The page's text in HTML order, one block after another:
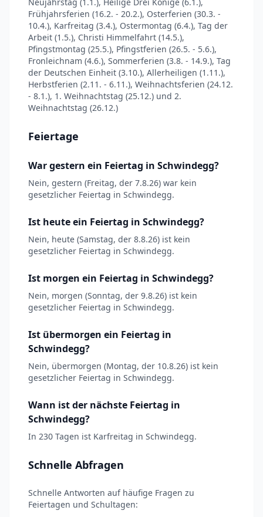
Frühjahrsferien (16.2. - 20.2.), Osterferien (30.3. -
10.4.), Karfreitag (3.4.), Ostermontag (6.4.), Tag der
Arbeit (1.5.), Christi Himmelfahrt (14.5.),
Pfingstmontag (25.5.), Pfingstferien (26.5. - 5.6.),
Fronleichnam (4.6.), Sommerferien (3.8. - 14.9.), Tag
der Deutschen Einheit (3.10.), Allerheiligen (1.11.),
Herbstferien (2.11. - 6.11.), Weihnachtsferien (24.12.
- 8.1.), 1. Weihnachtstag (25.12.) und 2.
Weihnachtstag (26.12.)
Feiertage
War gestern ein Feiertag in Schwindegg?
Nein, gestern (Freitag, der 7.8.26) war kein
gesetzlicher Feiertag in Schwindegg.
Ist heute ein Feiertag in Schwindegg?
Nein, heute (Samstag, der 8.8.26) ist kein
gesetzlicher Feiertag in Schwindegg.
Ist morgen ein Feiertag in Schwindegg?
Nein, morgen (Sonntag, der 9.8.26) ist kein
gesetzlicher Feiertag in Schwindegg.
Ist übermorgen ein Feiertag in
Schwindegg?
Nein, übermorgen (Montag, der 10.8.26) ist kein
gesetzlicher Feiertag in Schwindegg.
Wann ist der nächste Feiertag in
Schwindegg?
In 230 Tagen ist Karfreitag in Schwindegg.
Schnelle Abfragen
Schnelle Antworten auf häufige Fragen zu
Feiertagen und Schultagen: